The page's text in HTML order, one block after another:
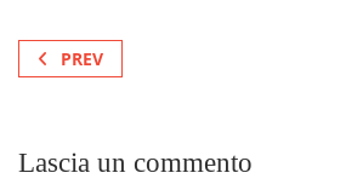
PREV
Lascia un commento